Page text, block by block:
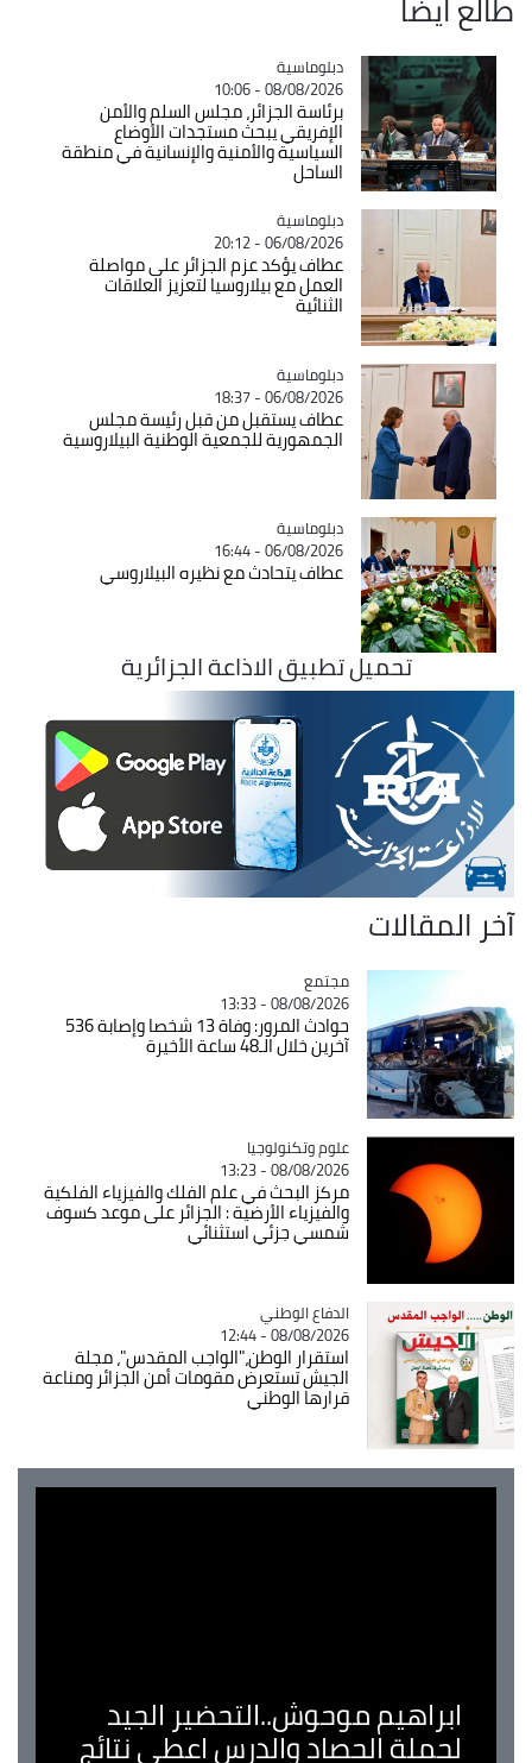
Catégorie
دبلوماسية
08/08/2026 - 10:06
برئاسة الجزائر، مجلس السلم والأمن
الإفريقي يبحث مستجدات الأوضاع
السياسية والأمنية والإنسانية في منطقة
الساحل
Catégorie
دبلوماسية
06/08/2026 - 20:12
عطاف يؤكد عزم الجزائر على مواصلة
العمل مع بيلاروسيا لتعزيز العلاقات
الثنائية
Catégorie
دبلوماسية
06/08/2026 - 18:37
عطاف يستقبل من قبل رئيسة مجلس
الجمهورية للجمعية الوطنية البيلاروسية
Catégorie
دبلوماسية
06/08/2026 - 16:44
عطاف يتحادث مع نظيره البيلاروسي
تحميل تطبيق الاذاعة الجزائرية
آخر المقالات
Catégorie
مجتمع
08/08/2026 - 13:33
حوادث المرور: وفاة 13 شخصا وإصابة 536
آخرين خلال الـ48 ساعة الأخيرة
Catégorie
علوم وتكنولوجيا
08/08/2026 - 13:23
مركز البحث في علم الفلك والفيزياء الفلكية
والفيزياء الأرضية : الجزائر على موعد كسوف
شمسي جزئي استثنائي
Catégorie
الدفاع الوطني
08/08/2026 - 12:44
استقرار الوطن،"الواجب المقدس"، مجلة
الجيش تستعرض مقومات أمن الجزائر ومناعة
قرارها الوطني
ابراهيم موحوش..التحضير الجيد
لحملة الحصاد والدرس اعطى نتائج